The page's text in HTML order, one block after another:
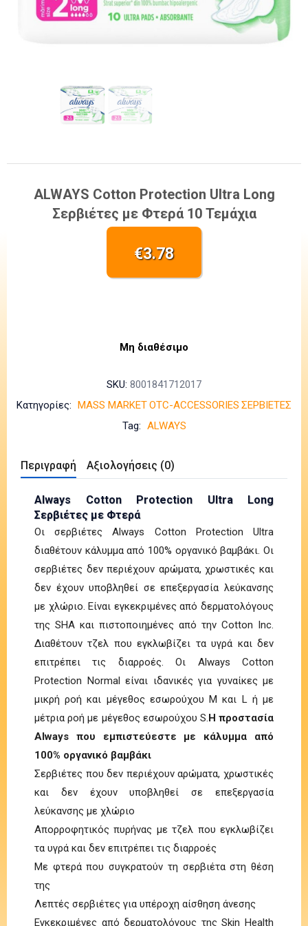
ALWAYS Cotton Protection Ultra Long
Σερβιέτες με Φτερά 10 Τεμάχια
€3.78
Μη διαθέσιμο
SKU: 8001841712017
Κατηγορίες: MASS MARKETOTC-ACCESSORIES ΣΕΡΒΙΕΤΕΣ
Tag: ALWAYS
Περιγραφή Αξιολογήσεις (0)
Always Cotton Protection Ultra Long
Σερβιέτες με Φτερά
Οι σερβιέτες Always Cotton Protection Ultra
διαθέτουν κάλυμμα από 100% οργανικό βαμβάκι. Οι
σερβιέτες δεν περιέχουν αρώματα, χρωστικές και
δεν έχουν υποβληθεί σε επεξεργασία λεύκανσης
με χλώριο. Είναι εγκεκριμένες από δερματολόγους
της SHA και πιστοποιημένες από την Cotton Inc.
Διαθέτουν τζελ που εγκλωβίζει τα υγρά και δεν
επιτρέπει τις διαρροές. Οι Always Cotton
Protection Normal είναι ιδανικές για γυναίκες με
μικρή ροή και μέγεθος εσωρούχου M και L ή με
μέτρια ροή με μέγεθος εσωρούχου S.Η προστασία
Always που εμπιστεύεστε με κάλυμμα από
100% οργανικό βαμβάκι
Σερβιέτες που δεν περιέχουν αρώματα, χρωστικές
και δεν έχουν υποβληθεί σε επεξεργασία
λεύκανσης με χλώριο
Απορροφητικός πυρήνας με τζελ που εγκλωβίζει
τα υγρά και δεν επιτρέπει τις διαρροές
Με φτερά που συγκρατούν τη σερβιέτα στη θέση
της
Λεπτές σερβιέτες για υπέροχη αίσθηση άνεσης
Εγκεκριμένες από δερματολόγους της Skin Health